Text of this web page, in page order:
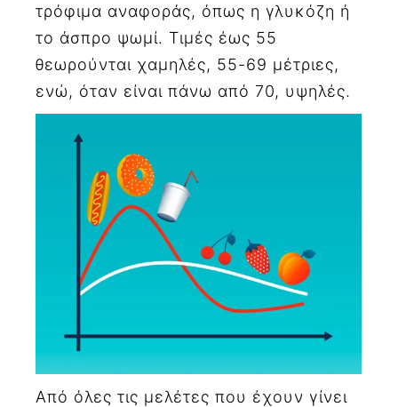
τρόφιμα αναφοράς, όπως η γλυκόζη ή
το άσπρο ψωμί. Τιμές έως 55
θεωρούνται χαμηλές, 55-69 μέτριες,
ενώ, όταν είναι πάνω από 70, υψηλές.
Από όλες τις μελέτες που έχουν γίνει